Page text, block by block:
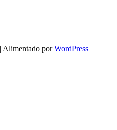
| Alimentado porWordPress